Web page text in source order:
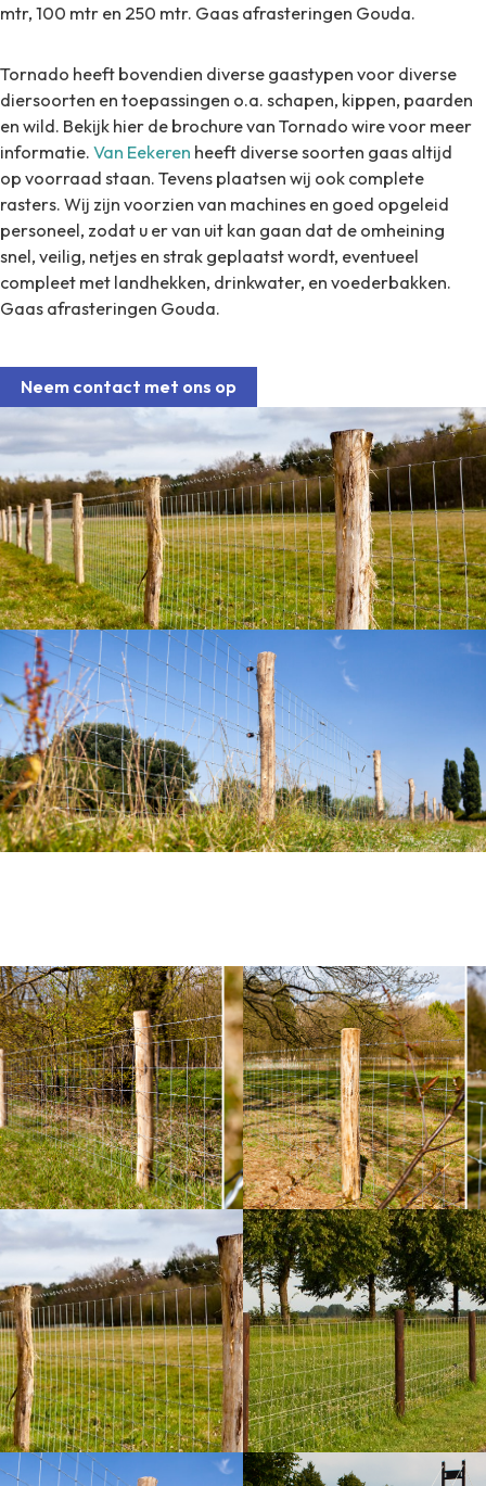
mtr, 100 mtr en 250 mtr. Gaas afrasteringen Gouda.
Tornado heeft bovendien diverse gaastypen voor diverse
diersoorten en toepassingen o.a. schapen, kippen, paarden
en wild. Bekijk hier de brochure van Tornado wire voor meer
informatie. Van Eekeren heeft diverse soorten gaas altijd
op voorraad staan. Tevens plaatsen wij ook complete
rasters. Wij zijn voorzien van machines en goed opgeleid
personeel, zodat u er van uit kan gaan dat de omheining
snel, veilig, netjes en strak geplaatst wordt, eventueel
compleet met landhekken, drinkwater, en voederbakken.
Gaas afrasteringen Gouda.
Neem contact met ons op